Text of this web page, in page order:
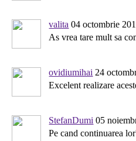
valita 04 octombrie
As vrea tare mult sa
ovidiumihai 24
Excelent realizare
StefanDumi 05
Pe cand continuarea